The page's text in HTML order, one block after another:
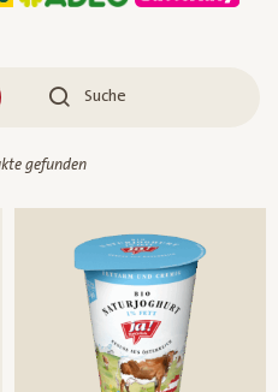
gefunden